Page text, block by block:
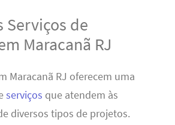
Serviços de
Maracanã RJ
Maracanã RJ oferecem uma
serviços que atendem às
diversos tipos de projetos.